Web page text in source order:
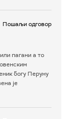
Пошаљи одговор
пагани а то
богу Перуну
је